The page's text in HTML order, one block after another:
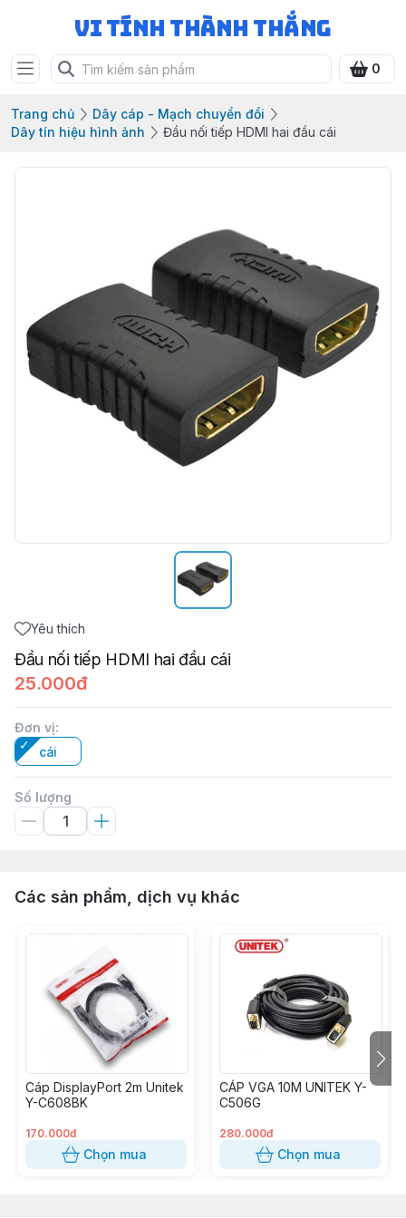
Vi Tính Thành Thắng
0
Trang chủ
Dây cáp - Mạch chuyển đổi
Dây tín hiệu hình ảnh
Đầu nối tiếp HDMI hai đầu cái
Yêu thích
Đầu nối tiếp HDMI hai đầu cái
25.000đ
Đơn vị:
cái
Số lượng
Các sản phẩm, dịch vụ khác
Cáp DisplayPort 2m Unitek
Y-C608BK
170.000đ
Chọn mua
CÁP VGA 10M UNITEK Y-
C506G
280.000đ
Chọn mua